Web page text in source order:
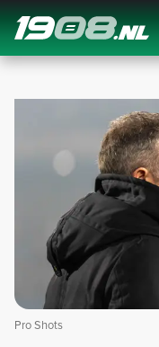
Navigation
Pro Shots